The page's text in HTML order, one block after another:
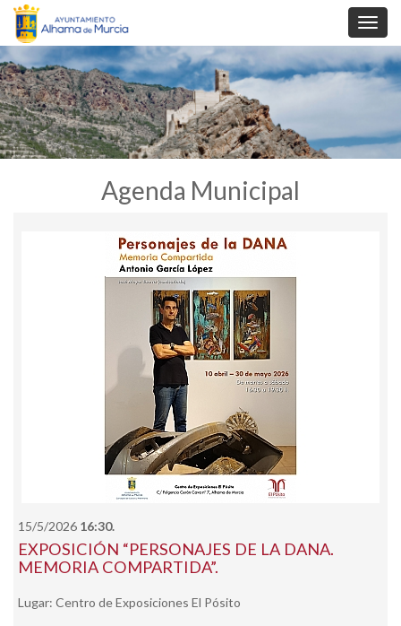
Agenda Municipal
15/5/2026 16:30.
EXPOSICIÓN “PERSONAJES DE LA DANA.
MEMORIA COMPARTIDA”.
Lugar: Centro de Exposiciones El Pósito